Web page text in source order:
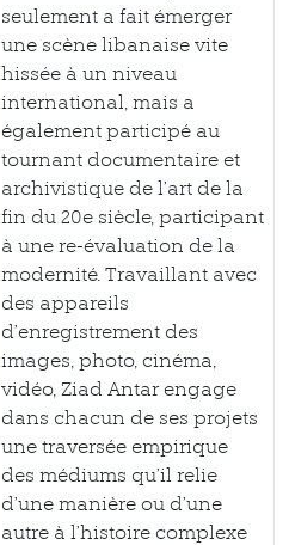
seulement a fait émerger
une scène libanaise vite
hissée à un niveau
international, mais a
également participé au
tournant documentaire et
archivistique de l’art de la
fin du 20e siècle, participant
à une re-évaluation de la
modernité. Travaillant avec
des appareils
d’enregistrement des
images, photo, cinéma,
vidéo, Ziad Antar engage
dans chacun de ses projets
une traversée empirique
des médiums qu’il relie
d’une manière ou d’une
autre à l’histoire complexe